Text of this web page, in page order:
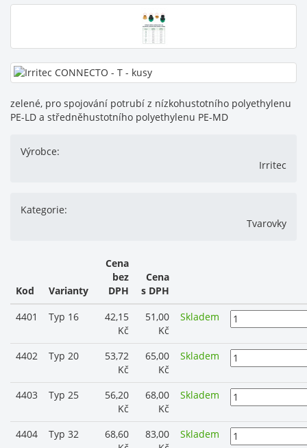
zelené, pro spojování potrubí z nízkohustotního polyethylenu
PE-LD a středněhustotního polyethylenu PE-MD
Výrobce:
Irritec
Kategorie:
Tvarovky
Kod Varianty
Cena
bez
DPH
Cena
s DPH
4401
Typ 16
42,15
Kč
51,00
Kč
Skladem
4402 Typ 20
53,72
Kč
65,00
Kč
Skladem
4403 Typ 25
56,20
Kč
68,00
Kč
Skladem
4404 Typ 32
68,60
83,00
Skladem